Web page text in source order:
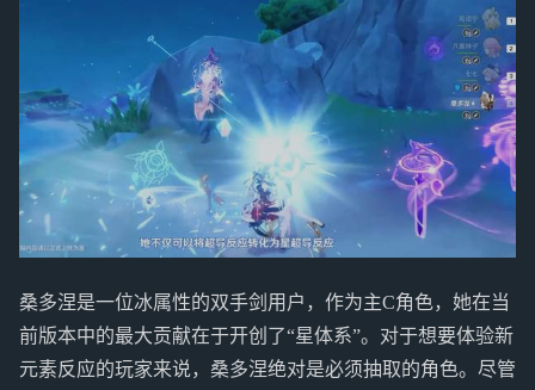
桑多涅是一位冰属性的双手剑用户，作为主C角色，她在当
前版本中的最大贡献在于开创了“星体系”。对于想要体验新
元素反应的玩家来说，桑多涅绝对是必须抽取的角色。尽管